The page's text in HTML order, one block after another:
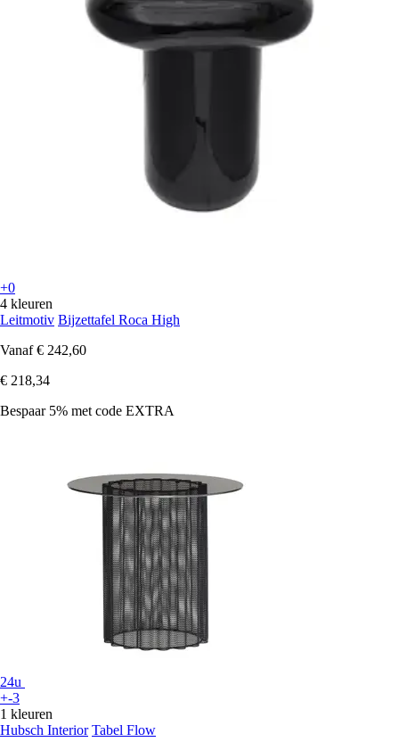
+0
4 kleuren
Leitmotiv Bijzettafel Roca High
Vanaf € 242,60
€ 218,34
Bespaar 5% met code EXTRA
24u
+-3
1 kleuren
Hubsch Interior Tabel Flow